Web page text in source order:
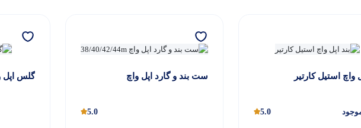
واچ استیل کارتیر
5.0
ست بند و گارد اپل واچ
5.0
گلس اپل